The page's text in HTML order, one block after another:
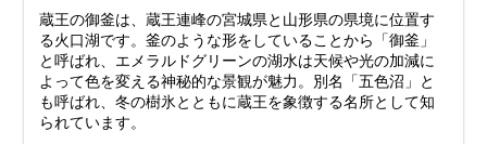
蔵王の御釜は、蔵王連峰の宮城県と山形県の県境に位置す
る火口湖です。釜のような形をしていることから「御釜」
と呼ばれ、エメラルドグリーンの湖水は天候や光の加減に
よって色を変える神秘的な景観が魅力。別名「五色沼」と
も呼ばれ、冬の樹氷とともに蔵王を象徴する名所として知
られています。